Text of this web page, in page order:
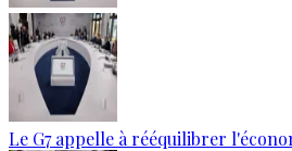
Le G7 appelle à rééquilibrer